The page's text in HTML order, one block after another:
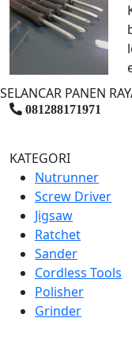
SELANCAR PANEN
081288171971
KATEGORI
Nutrunner
Screw Driver
Jigsaw
Ratchet
Sander
Cordless Tools
Polisher
Grinder